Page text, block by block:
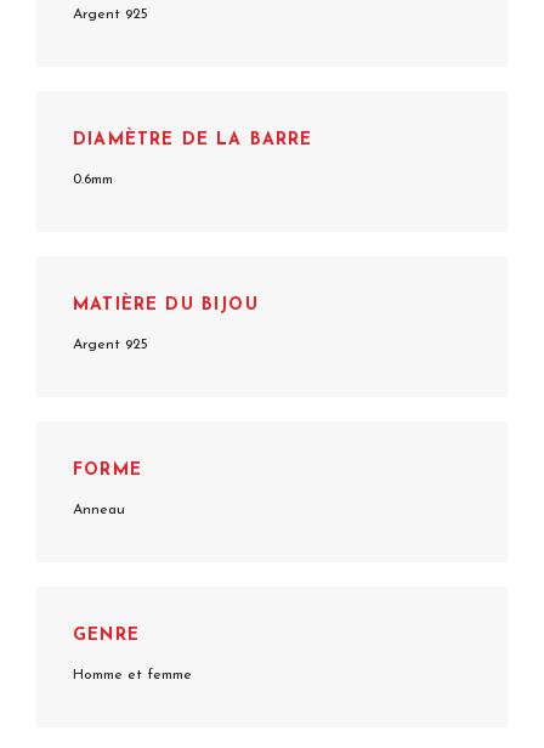
Argent 925
DIAMÈTRE DE LA BARRE
0.6mm
MATIÈRE DU BIJOU
Argent 925
FORME
Anneau
GENRE
Homme et femme